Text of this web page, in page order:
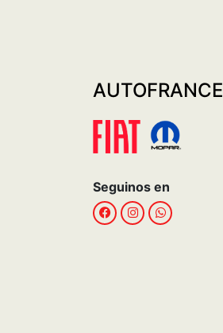
AUTOFRANCE
Seguinos en